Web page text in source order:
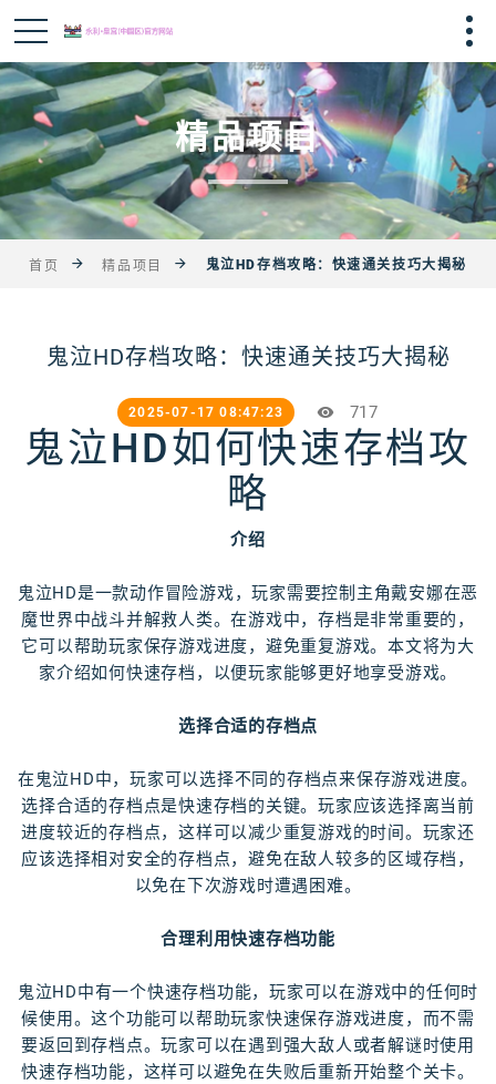
精品项目
首页 精品项目 鬼泣HD存档攻略：快速通关技巧大揭秘
鬼泣HD存档攻略：快速通关技巧大揭秘
2025-07-17 08:47:23 717
鬼泣HD如何快速存档攻
略
介绍
鬼泣HD是一款动作冒险游戏，玩家需要控制主角戴安娜在恶
魔世界中战斗并解救人类。在游戏中，存档是非常重要的，
它可以帮助玩家保存游戏进度，避免重复游戏。本文将为大
家介绍如何快速存档，以便玩家能够更好地享受游戏。
选择合适的存档点
在鬼泣HD中，玩家可以选择不同的存档点来保存游戏进度。
选择合适的存档点是快速存档的关键。玩家应该选择离当前
进度较近的存档点，这样可以减少重复游戏的时间。玩家还
应该选择相对安全的存档点，避免在敌人较多的区域存档，
以免在下次游戏时遭遇困难。
合理利用快速存档功能
鬼泣HD中有一个快速存档功能，玩家可以在游戏中的任何时
候使用。这个功能可以帮助玩家快速保存游戏进度，而不需
要返回到存档点。玩家可以在遇到强大敌人或者解谜时使用
快速存档功能，这样可以避免在失败后重新开始整个关卡。